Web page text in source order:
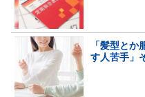
「髪型と
す人苦手」